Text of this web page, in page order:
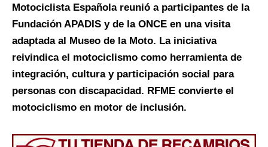
Motociclista Española reunió a participantes de la
Fundación APADIS y de la ONCE en una visita
adaptada al Museo de la Moto. La iniciativa
reivindica el motociclismo como herramienta de
integración, cultura y participación social para
personas con discapacidad. RFME convierte el
motociclismo en motor de inclusión.